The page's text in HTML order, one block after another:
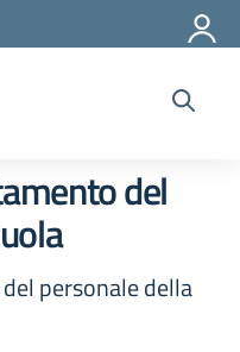
del
personale della